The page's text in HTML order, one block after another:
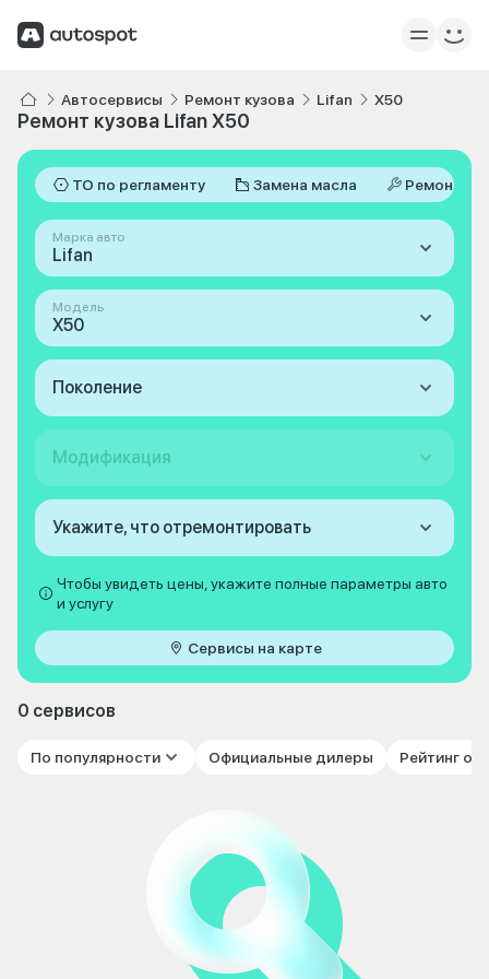
Автосервисы Ремонт кузова Lifan X50
Ремонт кузова Lifan X50
ТО по регламенту Замена масла Ремонт
Марка авто
Lifan
Модель
X50
Поколение
Модификация
Укажите, что отремонтировать
Чтобы увидеть цены, укажите полные параметры авто
и услугу
Сервисы на карте
0 сервисов
По популярности Официальные дилеры Рейтинг